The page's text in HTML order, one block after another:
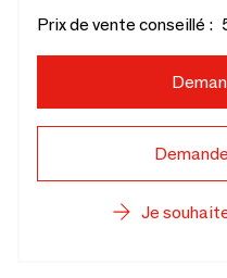
Prix de vente conseillé :
Je